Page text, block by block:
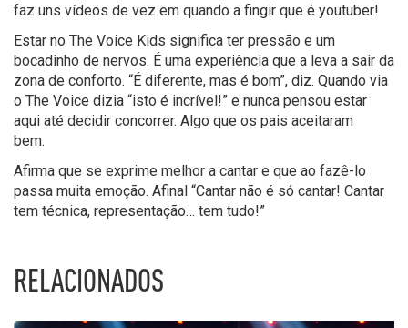
faz uns vídeos de vez em quando a fingir que é youtuber!
Estar no The Voice Kids significa ter pressão e um
bocadinho de nervos. É uma experiência que a leva a sair da
zona de conforto. “É diferente, mas é bom”, diz. Quando via
o The Voice dizia “isto é incrível!” e nunca pensou estar
aqui até decidir concorrer. Algo que os pais aceitaram
bem.
Afirma que se exprime melhor a cantar e que ao fazê-lo
passa muita emoção. Afinal “Cantar não é só cantar! Cantar
tem técnica, representação… tem tudo!”
RELACIONADOS